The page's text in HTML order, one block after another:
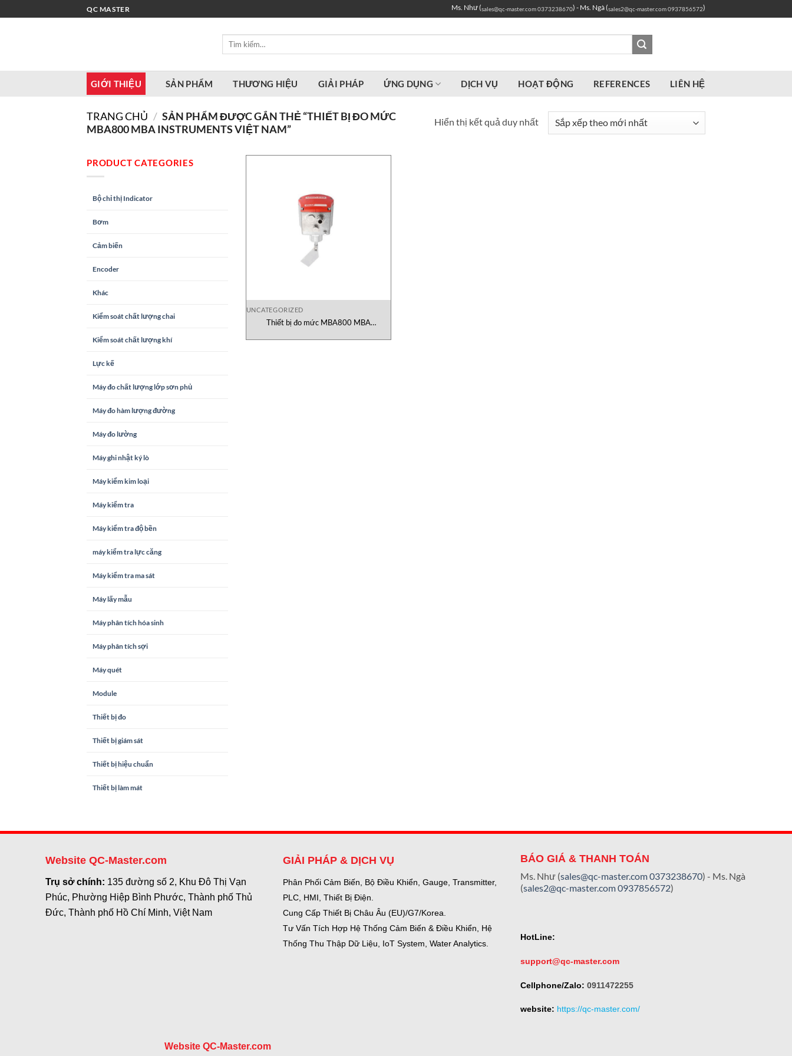
qua
QC MASTER Ms. Như (sales@qc-master.com0373238670) - Ms. Ngà (sales2@qc-master.com0937856572)
Tìm
GIỚI THIỆU SẢN PHẨM THƯƠNG HIỆU GIẢI PHÁP ỨNG DỤNG DỊCH VỤ HOẠT ĐỘNG REFERENCES LIÊN HỆ
TRANG CHỦ / SẢN PHẨM ĐƯỢC GẮN THẺ “THIẾT BỊ ĐO MỨC
MBA800 MBA INSTRUMENTS VIỆT NAM”
Hiển thị kết quả duy nhất
PRODUCT CATEGORIES
Bộ chỉ thị Indicator
Bơm
Cảm biến
Encoder
Khác
Kiểm soát chất lượng chai
Kiểm soát chất lượng khí
Lực kế
Máy đo chất lượng lớp sơn phủ
Máy đo hàm lượng đường
Máy đo lường
Máy ghi nhật ký lò
Máy kiểm kim loại
Máy kiểm tra
Máy kiểm tra độ bền
máy kiểm tra lực căng
Máy kiểm tra ma sát
Máy lấy mẫu
Máy phân tích hóa sinh
Máy phân tích sợi
Máy quét
Module
Thiết bị đo
Thiết bị giám sát
Thiết bị hiệu chuẩn
Thiết bị làm mát
UNCATEGORIZED
Thiết bị đo mức MBA800 MBA
Website QC-Master.com
Trụ sở chính: 135 đường số 2, Khu Đô Thị Vạn
Phúc, Phường Hiệp Bình Phước, Thành phố Thủ
Đức, Thành phố Hồ Chí Minh, Việt Nam
GIẢI PHÁP & DỊCH VỤ
Phân Phối Cảm Biến, Bộ Điều Khiển, Gauge, Transmitter,
PLC, HMI, Thiết Bị Điện.
Cung Cấp Thiết Bị Châu Âu (EU)/G7/Korea.
Tư Vấn Tích Hợp Hệ Thống Cảm Biến & Điều Khiển, Hệ
Thống Thu Thập Dữ Liệu, IoT System, Water Analytics.
BÁO GIÁ & THANH TOÁN
Ms. Như (sales@qc-master.com0373238670) - Ms. Ngà
(sales2@qc-master.com0937856572)
HotLine:
support@qc-master.com
Cellphone/Zalo: 0911472255
website: https://qc-master.com/
Website QC-Master.com